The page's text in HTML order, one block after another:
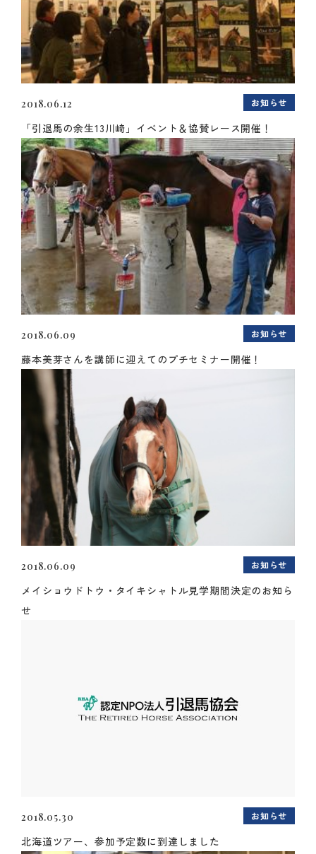
2018.06.12 お知らせ
「引退馬の余生13川崎」イベント＆協賛レース開催！
2018.06.09 お知らせ
藤本美芽さんを講師に迎えてのプチセミナー開催！
2018.06.09 お知らせ
メイショウドトウ・タイキシャトル見学期間決定のお知ら
せ
2018.05.30 お知らせ
北海道ツアー、参加予定数に到達しました